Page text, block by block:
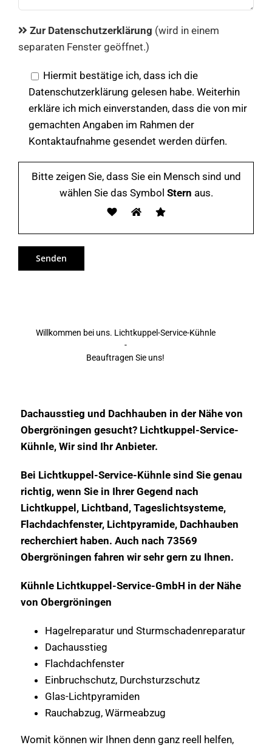
Zur Datenschutzerklärung (wird in einem
separaten Fenster geöffnet.)
Hiermit bestätige ich, dass ich die
Datenschutzerklärung gelesen habe. Weiterhin
erkläre ich mich einverstanden, dass die von mir
gemachten Angaben im Rahmen der
Kontaktaufnahme gesendet werden dürfen.
Bitte zeigen Sie, dass Sie ein Mensch sind und
wählen Sie das Symbol Stern aus.
Willkommen bei uns. Lichtkuppel-Service-Kühnle
-
Beauftragen Sie uns!
Dachausstieg und Dachhauben in der Nähe von
Obergröningen gesucht? Lichtkuppel-Service-
Kühnle, Wir sind Ihr Anbieter.
Bei Lichtkuppel-Service-Kühnle sind Sie genau
richtig, wenn Sie in Ihrer Gegend nach
Lichtkuppel, Lichtband, Tageslichtsysteme,
Flachdachfenster, Lichtpyramide, Dachhauben
recherchiert haben. Auch nach 73569
Obergröningen fahren wir sehr gern zu Ihnen.
Kühnle Lichtkuppel-Service-GmbH in der Nähe
von Obergröningen
Hagelreparatur und Sturmschadenreparatur
Dachausstieg
Flachdachfenster
Einbruchschutz, Durchsturzschutz
Glas-Lichtpyramiden
Rauchabzug, Wärmeabzug
Womit können wir Ihnen denn ganz reell helfen,